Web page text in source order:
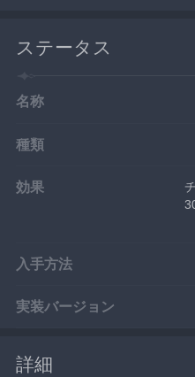
ステータス
名称
種類
効果
入手方法
実装バージョン
詳細